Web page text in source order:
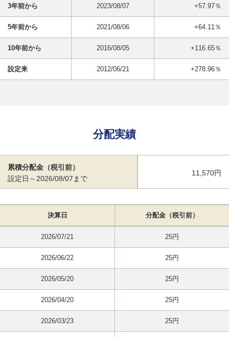
3年前から 2023/08/07 +57.97％
5年前から 2021/08/06 +64.11％
10年前から 2016/08/05 +116.65％
設定来 2012/06/21 +278.96％
分配実績
累積分配金（税引前）
設定日～2026/08/07まで
11,570円
決算日 分配金（税引前）
2026/07/21 25円
2026/06/22 25円
2026/05/20 25円
2026/04/20 25円
2026/03/23 25円